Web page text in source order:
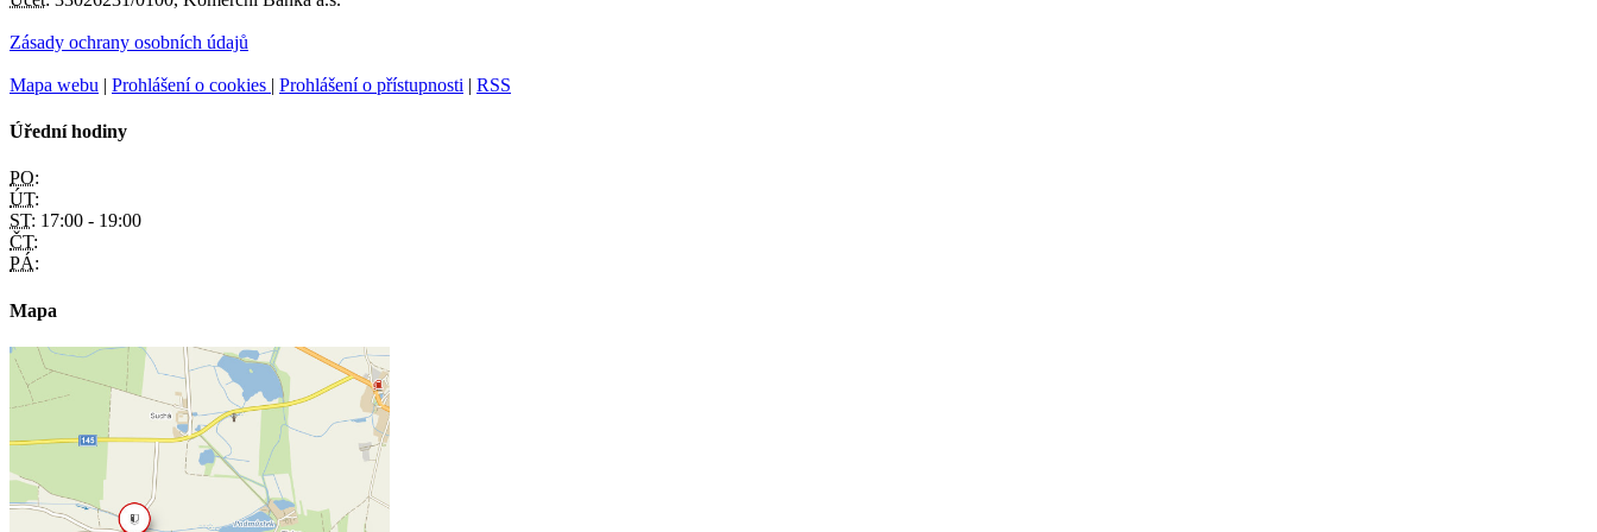
Zásady ochrany osobních údajů
Mapa webu | Prohlášení o cookies | Prohlášení o přístupnosti | RSS
Úřední hodiny
PO:
ÚT:
ST: 17:00 - 19:00
ČT:
PÁ:
Mapa